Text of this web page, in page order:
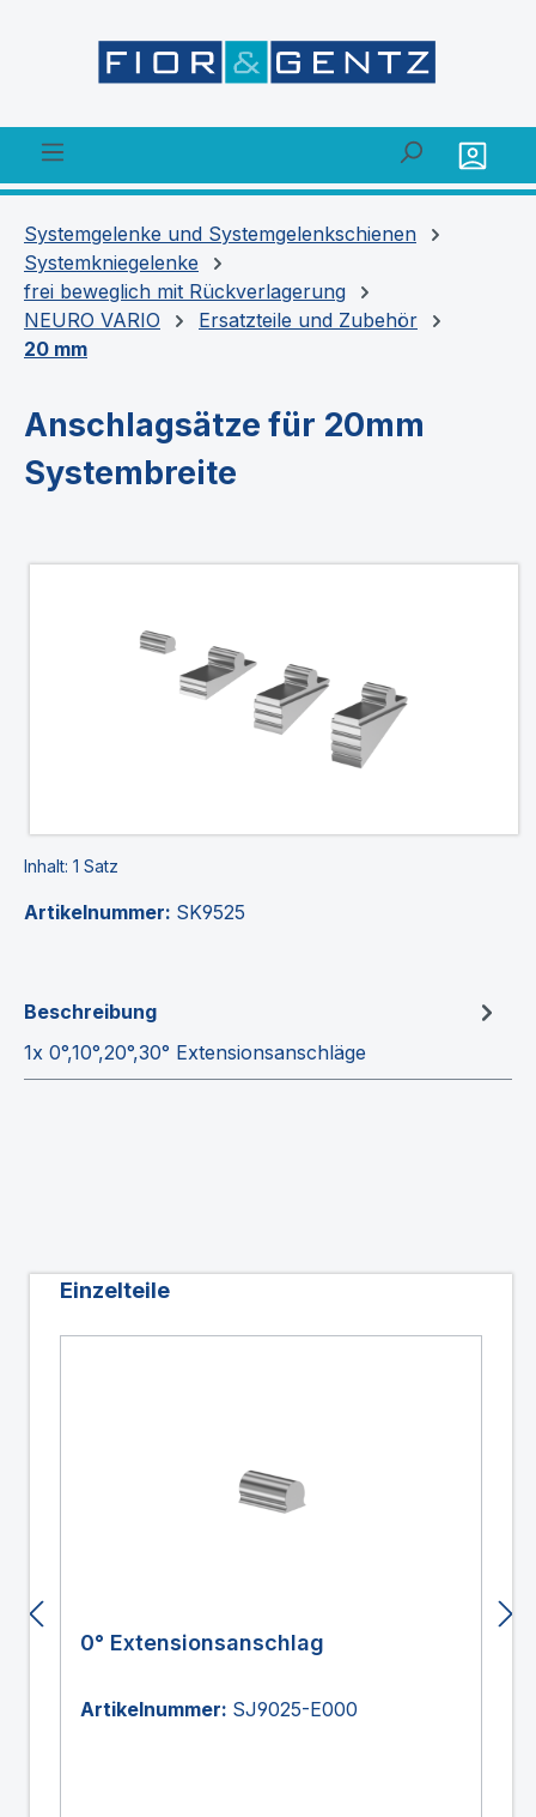
Systemgelenke und Systemgelenkschienen
Systemkniegelenke
frei beweglich mit Rückverlagerung
NEURO VARIO
Ersatzteile und Zubehör
20 mm
Anschlagsätze für 20mm
Systembreite
Inhalt: 1 Satz
Artikelnummer: SK9525
Beschreibung
1x 0°,10°,20°,30° Extensionsanschläge
Produktgalerie überspringen
Einzelteile
0° Extensionsanschlag
Artikelnummer: SJ9025-E000